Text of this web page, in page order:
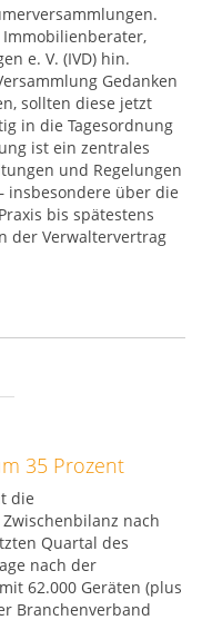
e. V. (IVD) hin.
Gedanken
sollten diese jetzt
in die Tagesordnung
ist ein zentrales
und Regelungen
insbesondere über die
bis spätestens
der Verwaltervertrag
35 Prozent
die
nach
Quartal des
nach der
62.000 Geräten (plus
Branchenverband